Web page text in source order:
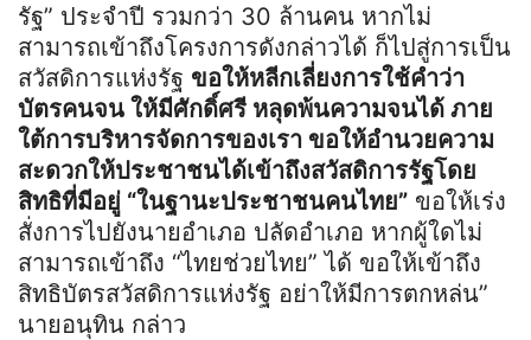
รัฐ” ประจำปี รวมกว่า 30 ล้านคน หากไม่
สามารถเข้าถึงโครงการดังกล่าวได้ ก็ไปสู่การเป็น
สวัสดิการแห่งรัฐ ขอให้หลีกเลี่ยงการใช้คำว่า
บัตรคนจน ให้มีศักดิ์ศรี หลุดพ้นความจนได้ ภาย
ใต้การบริหารจัดการของเรา ขอให้อำนวยความ
สะดวกให้ประชาชนได้เข้าถึงสวัสดิการรัฐโดย
สิทธิที่มีอยู่ “ในฐานะประชาชนคนไทย” ขอให้เร่ง
สั่งการไปยังนายอำเภอ ปลัดอำเภอ หากผู้ใดไม่
สามารถเข้าถึง “ไทยช่วยไทย” ได้ ขอให้เข้าถึง
สิทธิบัตรสวัสดิการแห่งรัฐ อย่าให้มีการตกหล่น”
นายอนุทิน กล่าว